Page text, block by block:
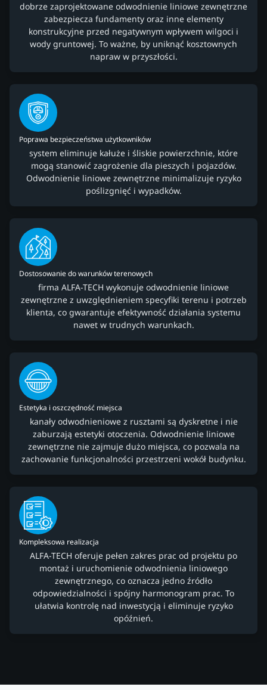
dobrze zaprojektowane odwodnienie liniowe zewnętrzne
zabezpiecza fundamenty oraz inne elementy
konstrukcyjne przed negatywnym wpływem wilgoci i
wody gruntowej. To ważne, by uniknąć kosztownych
napraw w przyszłości.
Poprawa bezpieczeństwa użytkowników
system eliminuje kałuże i śliskie powierzchnie, które
mogą stanowić zagrożenie dla pieszych i pojazdów.
Odwodnienie liniowe zewnętrzne minimalizuje ryzyko
poślizgnięć i wypadków.
Dostosowanie do warunków terenowych
firma ALFA-TECH wykonuje odwodnienie liniowe
zewnętrzne z uwzględnieniem specyfiki terenu i potrzeb
klienta, co gwarantuje efektywność działania systemu
nawet w trudnych warunkach.
Estetyka i oszczędność miejsca
kanały odwodnieniowe z rusztami są dyskretne i nie
zaburzają estetyki otoczenia. Odwodnienie liniowe
zewnętrzne nie zajmuje dużo miejsca, co pozwala na
zachowanie funkcjonalności przestrzeni wokół budynku.
Kompleksowa realizacja
ALFA-TECH oferuje pełen zakres prac od projektu po
montaż i uruchomienie odwodnienia liniowego
zewnętrznego, co oznacza jedno źródło
odpowiedzialności i spójny harmonogram prac. To
ułatwia kontrolę nad inwestycją i eliminuje ryzyko
opóźnień.